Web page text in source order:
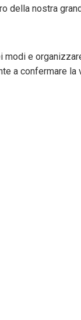
della nostra
modi e
a confermare la